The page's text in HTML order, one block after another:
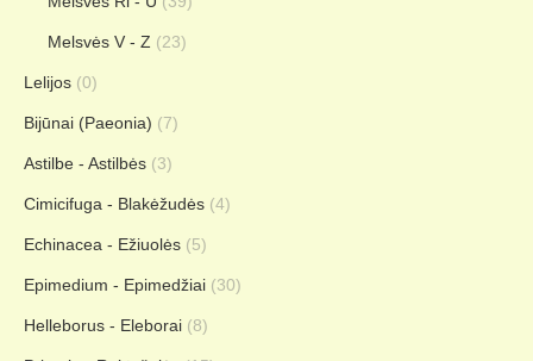
Melsvės V - Z (23)
Lelijos (0)
Bijūnai (Paeonia) (7)
Astilbe - Astilbės (3)
Cimicifuga - Blakėžudės (4)
Echinacea - Ežiuolės (5)
Epimedium - Epimedžiai (30)
Helleborus - Eleborai (8)